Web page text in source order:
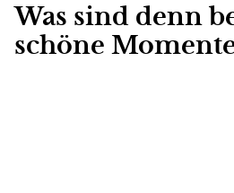
Was sind denn
schöne